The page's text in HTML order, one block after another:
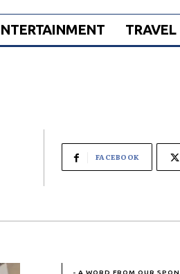
TRAVEL
FACEBOOK
- A WORD FROM OUR